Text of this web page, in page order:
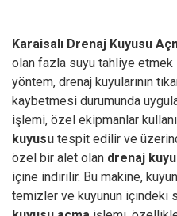
Karaisalı Drenaj Kuyusu
olan fazla suyu tahliye etmek
yöntem, drenaj kuyularının
kaybetmesi durumunda
işlemi, özel ekipmanlar
kuyusu tespit edilir ve
özel bir alet olan drenaj
içine indirilir. Bu makine,
temizler ve kuyunun içindeki